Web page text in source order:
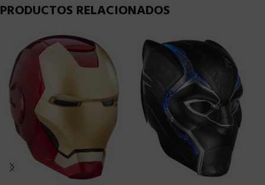
PRODUCTOS RELACIONADOS